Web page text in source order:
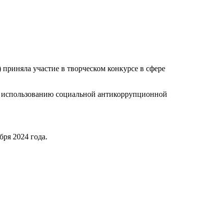
участие в творческом конкурсе в сфере
социальной антикоррупционной
2024 года.